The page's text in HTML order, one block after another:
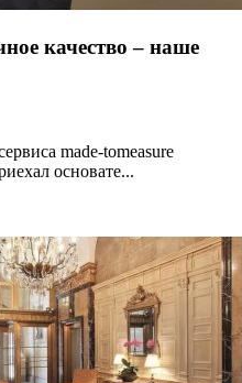
качество – наше
made-tomeasure
основате...